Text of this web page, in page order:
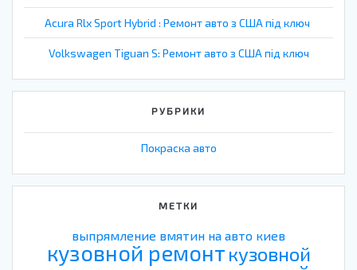
Acura Rlx Sport Hybrid : Ремонт авто з США під ключ
Volkswagen Tiguan S: Ремонт авто з США під ключ
РУБРИКИ
Покраска авто
МЕТКИ
выпрямление вмятин на авто киев
кузовной ремонт кузовной